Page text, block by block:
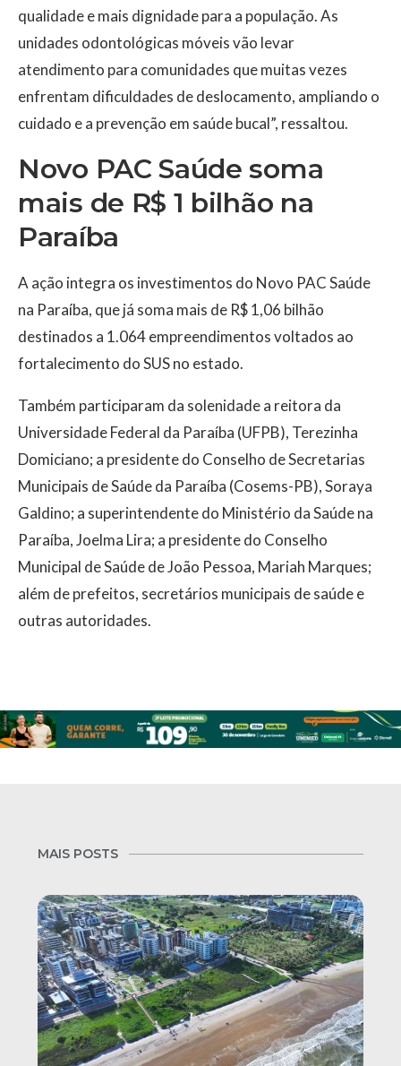
qualidade e mais dignidade para a população. As
unidades odontológicas móveis vão levar
atendimento para comunidades que muitas vezes
enfrentam dificuldades de deslocamento, ampliando o
cuidado e a prevenção em saúde bucal”, ressaltou.
Novo PAC Saúde soma
mais de R$ 1 bilhão na
Paraíba
A ação integra os investimentos do Novo PAC Saúde
na Paraíba, que já soma mais de R$ 1,06 bilhão
destinados a 1.064 empreendimentos voltados ao
fortalecimento do SUS no estado.
Também participaram da solenidade a reitora da
Universidade Federal da Paraíba (UFPB), Terezinha
Domiciano; a presidente do Conselho de Secretarias
Municipais de Saúde da Paraíba (Cosems-PB), Soraya
Galdino; a superintendente do Ministério da Saúde na
Paraíba, Joelma Lira; a presidente do Conselho
Municipal de Saúde de João Pessoa, Mariah Marques;
além de prefeitos, secretários municipais de saúde e
outras autoridades.
MAIS POSTS